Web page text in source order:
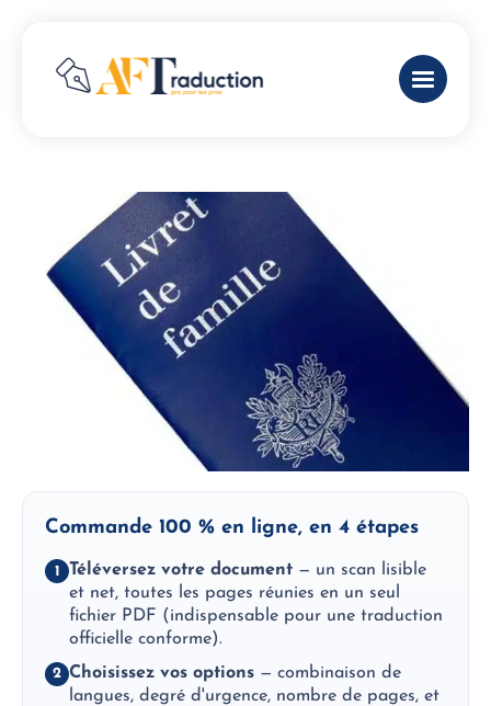
Commande 100 % en ligne, en 4 étapes
1 Téléversez votre document — un scan lisible
et net, toutes les pages réunies en un seul
fichier PDF (indispensable pour une traduction
officielle conforme).
2 Choisissez vos options — combinaison de
langues, degré d'urgence, nombre de pages, et